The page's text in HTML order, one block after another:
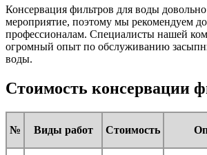
Консервация фильтров для воды довольно
мероприятие, поэтому мы рекомендуем
профессионалам. Специалисты нашей
огромный опыт по обслуживанию
воды.
Стоимость консервации
№ Виды работ Стоимость